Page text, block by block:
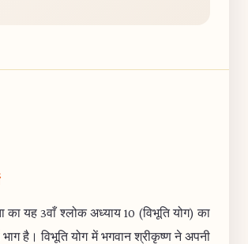
का यह 3वाँ श्लोक अध्याय 10 (विभूति योग) का
भाग है। विभूति योग में भगवान श्रीकृष्ण ने अपनी